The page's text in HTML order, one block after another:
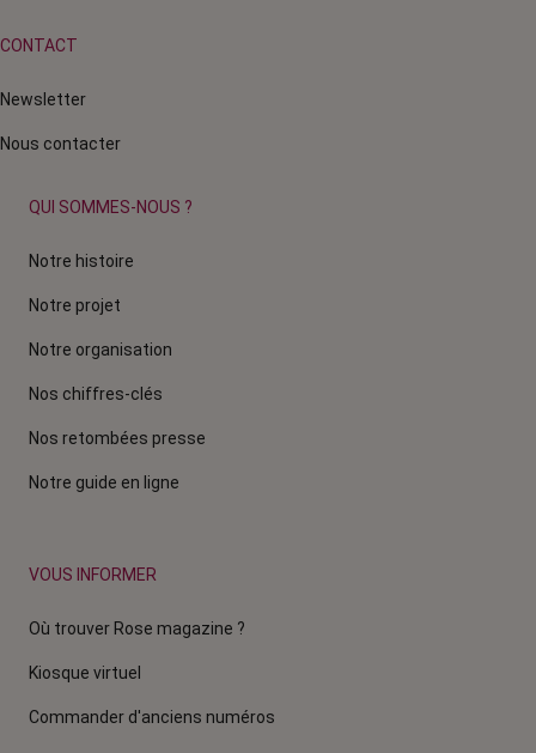
CONTACT
Newsletter
Nous contacter
QUI SOMMES-NOUS ?
Notre histoire
Notre projet
Notre organisation
Nos chiffres-clés
Nos retombées presse
Notre guide en ligne
VOUS INFORMER
Où trouver Rose magazine ?
Kiosque virtuel
Commander d'anciens numéros